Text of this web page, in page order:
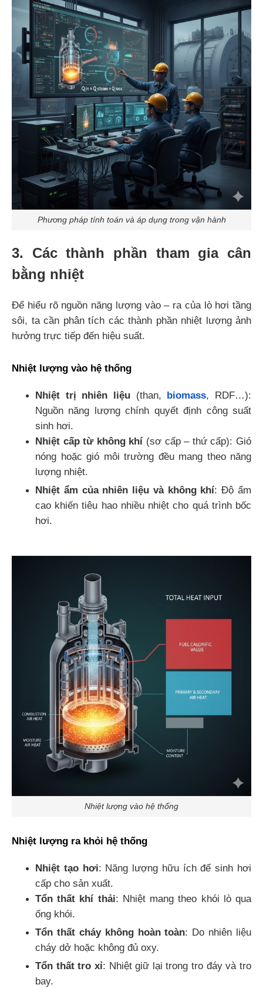
Phương pháp tính toán và áp dụng trong vận hành
3. Các thành phần tham gia cân
bằng nhiệt
Để hiểu rõ nguồn năng lượng vào – ra của lò hơi tầng
sôi, ta cần phân tích các thành phần nhiệt lượng ảnh
hưởng trực tiếp đến hiệu suất.
Nhiệt lượng vào hệ thống
Nhiệt trị nhiên liệu (than, biomass, RDF…):
Nguồn năng lượng chính quyết định công suất
sinh hơi.
Nhiệt cấp từ không khí (sơ cấp – thứ cấp): Gió
nóng hoặc gió môi trường đều mang theo năng
lượng nhiệt.
Nhiệt ẩm của nhiên liệu và không khí: Độ ẩm
cao khiến tiêu hao nhiều nhiệt cho quá trình bốc
hơi.
Nhiệt lượng vào hệ thống
Nhiệt lượng ra khỏi hệ thống
Nhiệt tạo hơi: Năng lượng hữu ích để sinh hơi
cấp cho sản xuất.
Tổn thất khí thải: Nhiệt mang theo khói lò qua
ống khói.
Tổn thất cháy không hoàn toàn: Do nhiên liệu
cháy dở hoặc không đủ oxy.
Tổn thất tro xỉ: Nhiệt giữ lại trong tro đáy và tro
bay.